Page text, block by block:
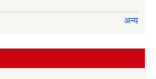
अन्य